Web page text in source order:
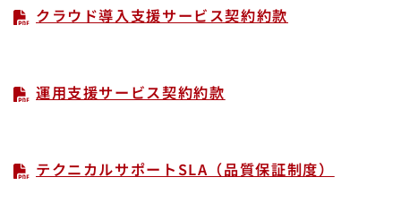
クラウド導入支援サービス契約約款
運用支援サービス契約約款
テクニカルサポートSLA（品質保証制度）